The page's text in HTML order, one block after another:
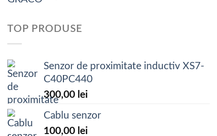
TOP PRODUSE
Senzor de proximitate inductiv XS7-
C40PC440
300,00 lei
Cablu senzor
100,00 lei